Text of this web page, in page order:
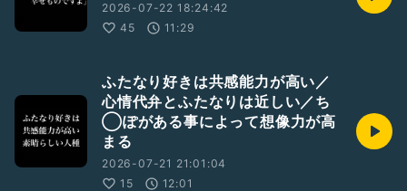
2026-07-22 18:24:42
45
11:29
ふたなり好きは共感能力が高い／
心情代弁とふたなりは近しい／ち
◯ぽがある事によって想像力が高
まる
2026-07-21 21:01:04
15
12:01